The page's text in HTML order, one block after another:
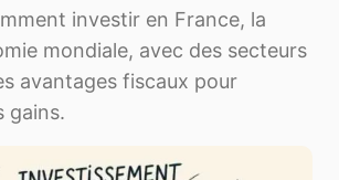
investir en France, la
mondiale, avec des secteurs
avantages fiscaux pour
gains.